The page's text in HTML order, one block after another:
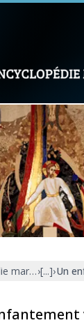
Croire
semaine
mariale
›[...]›Un